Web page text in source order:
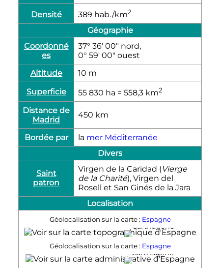
Densité 389 hab./km2
Géographie
Coordonné
es
37° 36′ 00″ nord,
0° 59′ 00″ ouest
Altitude
10 m
Superficie
55 830 ha = 558,3 km2
Distance de
Madrid
450 km
Bordée par la mer Méditerranée
Divers
Saint
patron
Virgen de la Caridad (Vierge
de la Charité), Virgen del
Rosell et San Ginés de la Jara
Localisation
Géolocalisation sur la carte : Espagne
Carthagène
Géolocalisation sur la carte : Espagne
Carthagène